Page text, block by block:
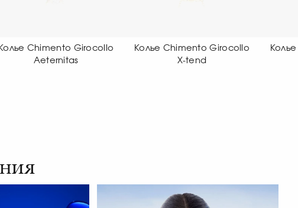
Колье Chimento Girocollo
X-tend
Колье Chimento Girocollo
X-tend